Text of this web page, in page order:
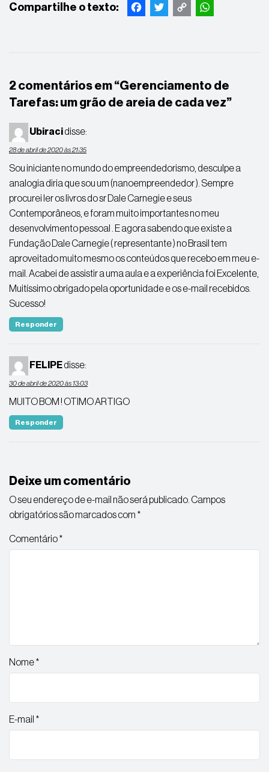
FacebookTwitterCopy
WhatsApp
2 comentários em “Gerenciamento de
Tarefas: um grão de areia de cada vez”
Ubiracidisse:
28 de abril de 2020 às 21:35
Sou iniciante no mundo do empreendedorismo, desculpe a
analogia diria que sou um (nanoempreendedor ). Sempre
procurei ler os livros do sr Dale Carnegie e seus
Contemporâneos, e foram muito importantes no meu
desenvolvimento pessoal . E agora sabendo que existe a
Fundação Dale Carnegie ( representante ) no Brasil tem
aproveitado muito mesmo os conteúdos que recebo em meu e-
mail. Acabei de assistir a uma aula e a experiência foi Excelente,
Muitíssimo obrigado pela oportunidade e os e-mail recebidos.
Sucesso!
Responder
FELIPEdisse:
30 de abril de 2020 às 13:03
MUITO BOM ! OTIMO ARTIGO
Responder
Deixe um comentário
O seu endereço de e-mail não será publicado. Campos
obrigatórios são marcados com *
Comentário*
Nome*
E-mail *